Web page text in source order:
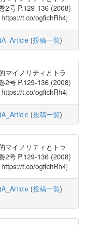
2号 P.129-136 (2008)
t.co/ogfichRh4j
(投稿一覧)
マイノリティとトラ
2号 P.129-136 (2008)
t.co/ogfichRh4j
(投稿一覧)
マイノリティとトラ
2号 P.129-136 (2008)
t.co/ogfichRh4j
(投稿一覧)